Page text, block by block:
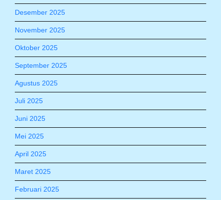
Desember 2025
November 2025
Oktober 2025
September 2025
Agustus 2025
Juli 2025
Juni 2025
Mei 2025
April 2025
Maret 2025
Februari 2025